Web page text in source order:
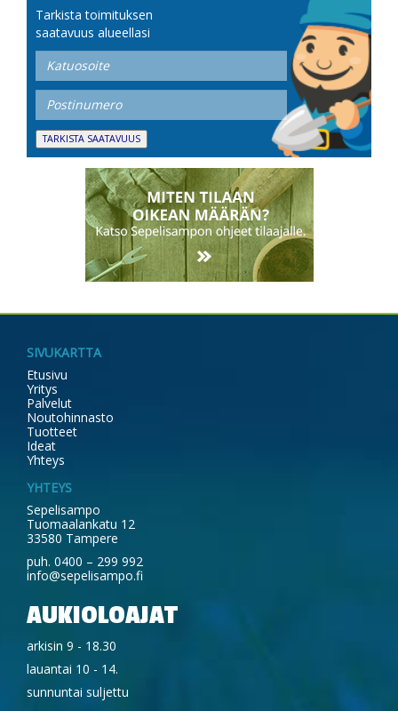
Tarkista toimituksen
saatavuus alueellasi
TARKISTA SAATAVUUS
SIVUKARTTA
Etusivu
Yritys
Palvelut
Noutohinnasto
Tuotteet
Ideat
Yhteys
YHTEYS
Sepelisampo
Tuomaalankatu 12
33580 Tampere
puh. 0400 – 299 992
info@sepelisampo.fi
AUKIOLOAJAT
arkisin 9 - 18.30
lauantai 10 - 14.
sunnuntai suljettu